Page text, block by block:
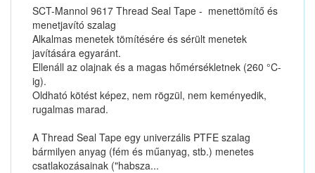
SCT-Mannol 9617 Thread Seal Tape - menettömítő és
menetjavító szalag
Alkalmas menetek tömítésére és sérült menetek
javítására egyaránt.
Ellenáll az olajnak és a magas hőmérsékletnek (260 °C-
ig).
Oldható kötést képez, nem rögzül, nem keményedik,
rugalmas marad.
A Thread Seal Tape egy univerzális PTFE szalag
bármilyen anyag (fém és műanyag, stb.) menetes
csatlakozásainak ("habsza...